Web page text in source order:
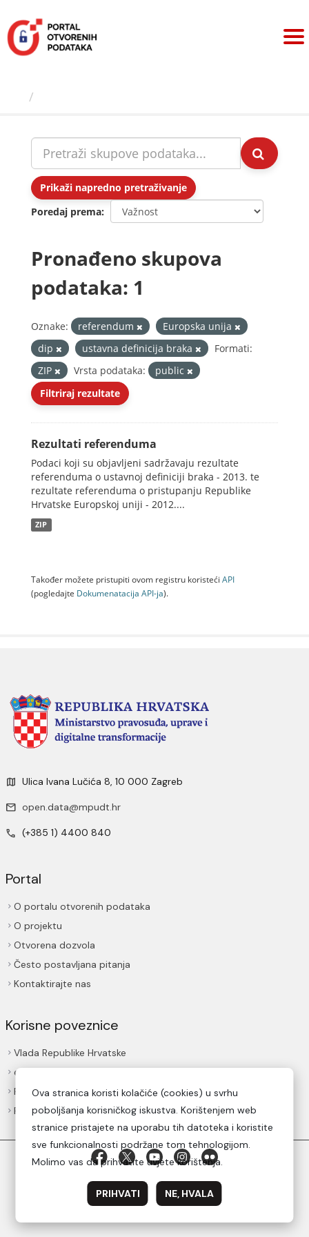
sadržaj
Prikaži napredno pretraživanje
Poredaj prema
Pronađeno skupova
podataka: 1
Oznake: referendum
Europska unija
dip
ustavna definicija braka
Formati:
ZIP
Vrsta podataka:
public
Filtriraj rezultate
Rezultati referenduma
Podaci koji su objavljeni sadržavaju rezultate
referenduma o ustavnoj definiciji braka - 2013. te
rezultate referenduma o pristupanju Republike
Hrvatske Europskoj uniji - 2012....
ZIP
Također možete pristupiti ovom registru koristeći API
(pogledajte Dokumenаtаcijа API-jа).